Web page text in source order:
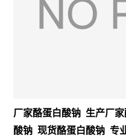
厂家酪蛋白酸钠 生产厂
酸钠 现货酪蛋白酸钠 专